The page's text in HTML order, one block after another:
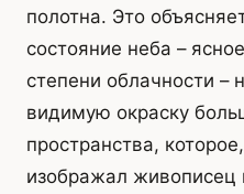
полотна. Это
состояние неба –
степени облачности –
видимую окраску
пространства,
изображал живописец